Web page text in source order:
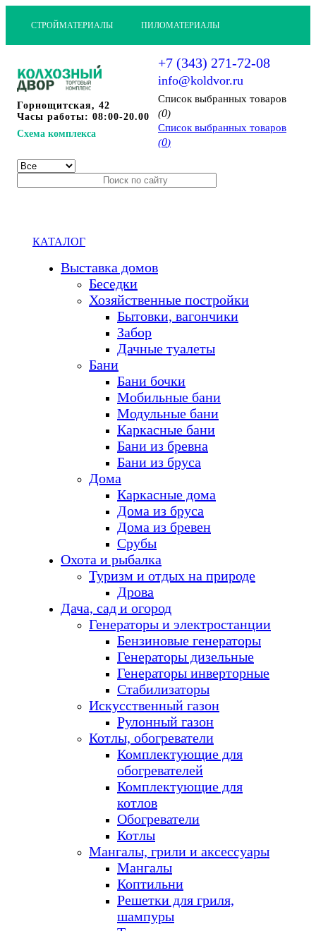
СТРОЙМАТЕРИАЛЫ ПИЛОМАТЕРИАЛЫ
Горнощитская, 42
Часы работы: 08:00-20.00
Схема комплекса
+7 (343) 271-72-08
info@koldvor.ru
Cписок выбранных товаров
(0)
Cписок выбранных товаров
(0)
КАТАЛОГ
Выставка домов
Беседки
Хозяйственные постройки
Бытовки, вагончики
Забор
Дачные туалеты
Бани
Бани бочки
Мобильные бани
Модульные бани
Каркасные бани
Бани из бревна
Бани из бруса
Дома
Каркасные дома
Дома из бруса
Дома из бревен
Срубы
Охота и рыбалка
Туризм и отдых на природе
Дрова
Дача, сад и огород
Генераторы и электростанции
Бензиновые генераторы
Генераторы дизельные
Генераторы инверторные
Стабилизаторы
Искусственный газон
Рулонный газон
Котлы, обогреватели
Комплектующие для
обогревателей
Комплектующие для
котлов
Обогреватели
Котлы
Мангалы, грили и аксессуары
Мангалы
Коптильни
Решетки для гриля,
шампуры